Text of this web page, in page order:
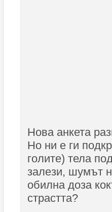
Нова анкета
Но ни е ги
голите) тела
залези, шумът
обилна доза
страстта?